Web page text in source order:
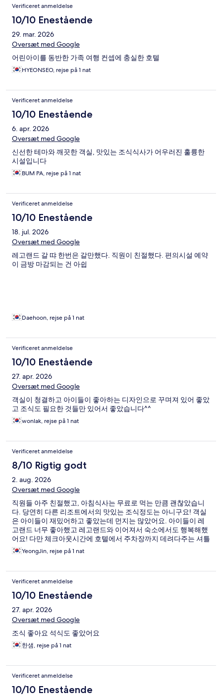
Verificeret anmeldelse
10/10 Enestående
29. mar. 2026
Oversæt med Google
어린아이를 동반한 가족 여행 컨셉에 충실한 호텔
HYEONSEO, rejse på 1 nat
Verificeret anmeldelse
10/10 Enestående
6. apr. 2026
Oversæt med Google
신선한 테마와 깨끗한 객실, 맛있는 조식식사가 어우러진 훌륭한
시설입니다
BUM PA, rejse på 1 nat
Verificeret anmeldelse
10/10 Enestående
18. jul. 2026
Oversæt med Google
레고랜드 갈 땨 한번은 갈만했다. 직원이 친절했다. 편의시설 예약
이 금방 마감되는 건 아쉽
Daehoon, rejse på 1 nat
Verificeret anmeldelse
10/10 Enestående
27. apr. 2026
Oversæt med Google
객실이 청결하고 아이들이 좋아하는 디자인으로 꾸며져 있어 좋았
고 조식도 필요한 것들만 있어서 좋았습니다^^
wonlak, rejse på 1 nat
Verificeret anmeldelse
8/10 Rigtig godt
2. aug. 2026
Oversæt med Google
직원들 아주 친절했고, 아침식사는 무료로 먹는 만큼 괜찮았습니
다. 당연히 다른 리조트에서의 맛있는 조식정도는 아니구요! 객실
은 아이들이 재밌어하고 좋았는데 먼지는 많았어요. 아이들이 레
고랜드 너무 좋아했고 레고랜드와 이어져서 숙소에서도 행복해했
어요! 다만 체크아웃시간에 호텔에서 주차장까지 데려다주는 셔틀
운행 간격이 다른 시간과 같은 배차 방식으로 운영되는것 같았어
요. 주차장까지 오래 가야하는 시설 특성상 체크아웃 시간에는 더
YeongJin, rejse på 1 nat
Verificeret anmeldelse
10/10 Enestående
27. apr. 2026
Oversæt med Google
조식 좋아요 석식도 좋았어요
한샘, rejse på 1 nat
Verificeret anmeldelse
10/10 Enestående